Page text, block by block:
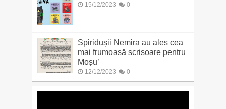
15/12/2023 0
Spiridușii Nemira au ales cea
mai frumoasă scrisoare pentru
Moșu’
12/12/2023 0